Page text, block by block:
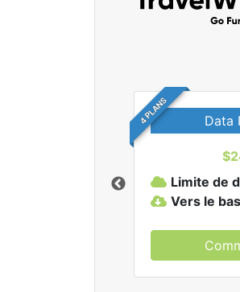
4 PLANS Data
Limite de
Vers le